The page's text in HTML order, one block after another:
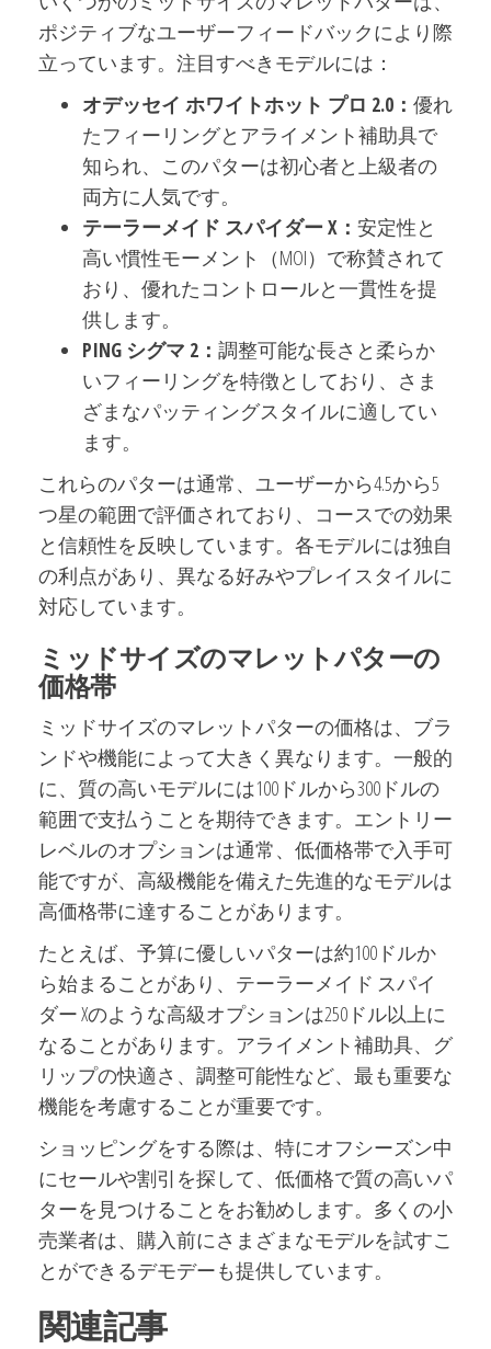
ポジティブなユーザーフィードバックにより際
立っています。注目すべきモデルには：
オデッセイ ホワイトホット プロ 2.0： 優れ
たフィーリングとアライメント補助具で
知られ、このパターは初心者と上級者の
両方に人気です。
テーラーメイド スパイダー X： 安定性と
高い慣性モーメント（MOI）で称賛されて
おり、優れたコントロールと一貫性を提
供します。
PING シグマ 2： 調整可能な長さと柔らか
いフィーリングを特徴としており、さま
ざまなパッティングスタイルに適してい
ます。
これらのパターは通常、ユーザーから4.5から5
つ星の範囲で評価されており、コースでの効果
と信頼性を反映しています。各モデルには独自
の利点があり、異なる好みやプレイスタイルに
対応しています。
ミッドサイズのマレットパターの
価格帯
ミッドサイズのマレットパターの価格は、ブラ
ンドや機能によって大きく異なります。一般的
に、質の高いモデルには100ドルから300ドルの
範囲で支払うことを期待できます。エントリー
レベルのオプションは通常、低価格帯で入手可
能ですが、高級機能を備えた先進的なモデルは
高価格帯に達することがあります。
たとえば、予算に優しいパターは約100ドルか
ら始まることがあり、テーラーメイド スパイ
ダー Xのような高級オプションは250ドル以上に
なることがあります。アライメント補助具、グ
リップの快適さ、調整可能性など、最も重要な
機能を考慮することが重要です。
ショッピングをする際は、特にオフシーズン中
にセールや割引を探して、低価格で質の高いパ
ターを見つけることをお勧めします。多くの小
売業者は、購入前にさまざまなモデルを試すこ
とができるデモデーも提供しています。
関連記事